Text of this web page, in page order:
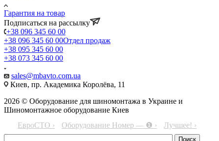
Гарантия на товар
Подписаться на рассылку
+38 096 345 60 00
+38 096 345 60 00Отдел продаж
+38 095 345 60 00
+38 073 345 60 00
sales@mbavto.com.ua
Киев, пр. Академика Королёва, 11
2026 © Оборудование для шиномонтажа в Украине и
Шиномонтажное оборудование Киев
ЕвроСТО ›
Оборудование Номер — ❶ › Лучшее! ›